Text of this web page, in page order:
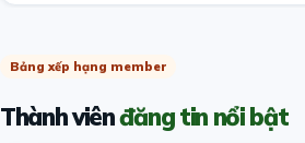
Bảng xếp hạng member
Thành viênđăng tin nổi bật